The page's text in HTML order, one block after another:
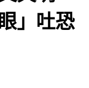
又失明
」吐恐